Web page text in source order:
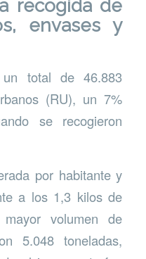
recogida de
envases y
total de 46.883
(RU), un 7%
se recogieron
por habitante y
a los 1,3 kilos de
volumen de
5.048 toneladas,